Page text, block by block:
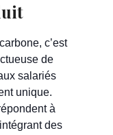
c’est
de
salariés
unique.
à
des